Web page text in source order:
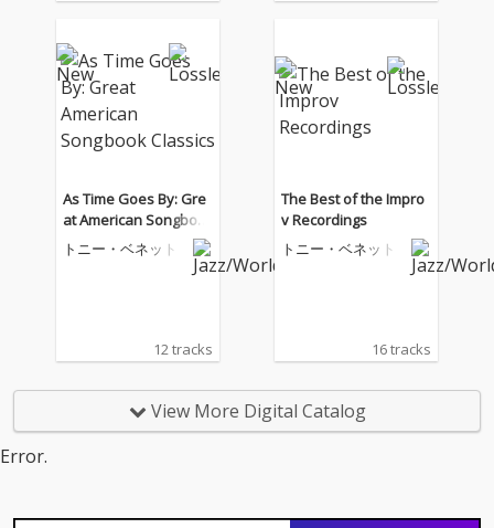
As Time Goes By: Gre
at American Songboo
k Classics
トニー・ベネット
12 tracks
The Best of the Impro
v Recordings
トニー・ベネット
16 tracks
View More Digital Catalog
Error.